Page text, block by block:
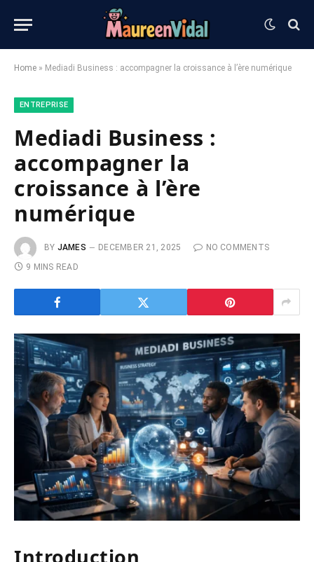
Home » Mediadi Business : accompagner la croissance à l’ère numérique
ENTREPRISE
Mediadi Business :
accompagner la
croissance à l’ère
numérique
BY JAMES DECEMBER 21, 2025
NO COMMENTS
9 MINS READ
Introduction